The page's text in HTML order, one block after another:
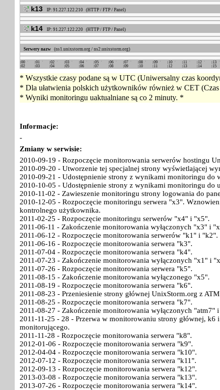
k13 IP: 91.227.122.210 (HTTP / FTP / Panel)
k14 IP: 91.227.122.220 (HTTP / FTP / Panel)
Serwery nazw (ns1.unixstorm.org / ns2.unixstorm.org)
00 01 02 03 04 05 06 07 08 09 10 11 12
13
02
03 04 05 06 07 08 09 10 11 12 13 14 15
* Wszystkie czasy podane są w UTC (Uniwersalny czas
* Dla ułatwienia polskich użytkowników również w CET
* Wyniki monitoringu uaktualniane są co 2 minuty. *
Informacje:
-
Zmiany w serwisie:
2010-09-19 - Rozpoczęcie monitorowania serwerów hostingu
2010-09-20 - Utworzenie tej specjalnej strony wyświetlającej
2010-09-21 - Udostępnienie strony z wynikami monitoringu do
2010-10-05 - Udostępnienie strony z wynikami monitoringu do
2010-11-02 - Zawieszenie monitoringu strony logowania do
2010-12-05 - Rozpoczęcie monitoringu serwera "x3".
kontrolnego użytkownika.
2011-02-25 - Rozpoczęcie monitoringu serwerów "x4" i "x5".
2011-06-11 - Zakończenie monitorowania wyłączonych "x3" i
2011-06-12 - Rozpoczęcie monitorowania serwerów "k1" i "k2".
2011-06-16 - Rozpoczęcie monitorowania serwera "k3".
2011-07-04 - Rozpoczęcie monitorowania serwera "k4".
2011-07-23 - Zakończenie monitorowania wyłączonych "x1" i
2011-07-26 - Rozpoczęcie monitorowania serwera "k5".
2011-08-15 - Zakończenie monitorowania wyłączonego "x5".
2011-08-19 - Rozpoczęcie monitorowania serwera "k6".
2011-08-23 - Przeniesienie strony głównej UnixStorm.org z
2011-08-25 - Rozpoczęcie monitorowania serwera "k7".
2011-08-27 - Zakończenie monitorowania wyłączonych "atm7"
2011-11-25 - 28 - Przerwa w monitorowaniu strony głównej, k6
monitorującego.
2011-11-28 - Rozpoczęcie monitorowania serwera "k8".
2012-01-06 - Rozpoczęcie monitorowania serwera "k9".
2012-04-04 - Rozpoczęcie monitorowania serwera "k10".
2012-07-12 - Rozpoczęcie monitorowania serwera "k11".
2012-09-13 - Rozpoczęcie monitorowania serwera "k12".
2013-03-08 - Rozpoczęcie monitorowania serwera "k13".
2013-07-26 - Rozpoczęcie monitorowania serwera "k14".